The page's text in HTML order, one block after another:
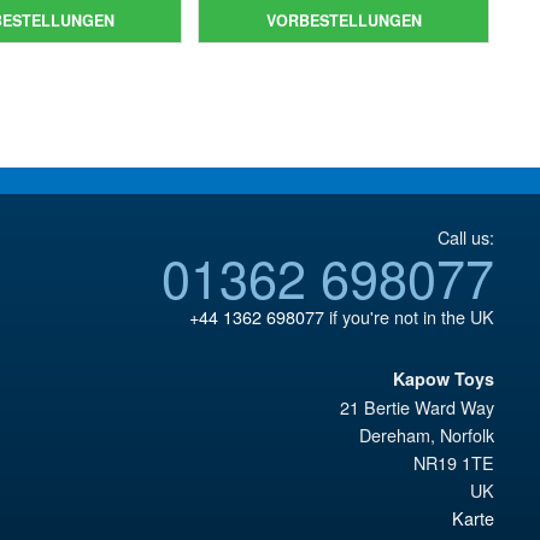
war:
€172.11
Preis
ist:
war:
€86.05
Preis
ist:
VORBESTELLUNGEN
Call us:
01362 698077
+44 1362 698077if you're not in the UK
Kapow Toys
21 Bertie Ward Way
Dereham, Norfolk
NR19 1TE
UK
Karte